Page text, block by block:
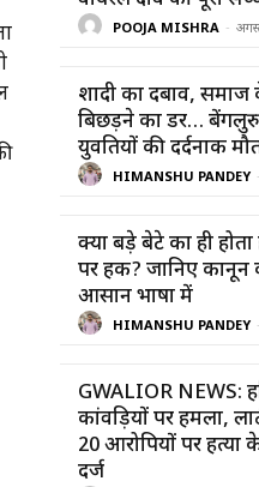
POOJA MISHRA -
शादी का दबाव,
बिछड़ने का डर… बेंगलुरु
युवतियों की दर्दनाक
HIMANSHU PANDEY -
क्या बड़े बेटे का ही होता
पर हक? जानिए कानून
आसान भाषा में
HIMANSHU PANDEY -
GWALIOR NEWS:
कांवड़ियों पर हमला,
20 आरोपियों पर हत्या
दर्ज